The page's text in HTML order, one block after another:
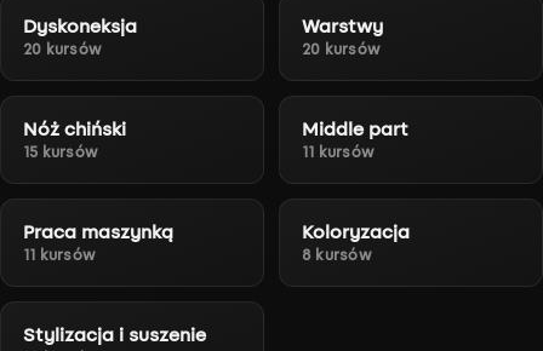
Dyskoneksja
20 kursów
Warstwy
20 kursów
Nóż chiński
15 kursów
Middle part
11 kursów
Praca maszynką
11 kursów
Koloryzacja
8 kursów
Stylizacja i suszenie